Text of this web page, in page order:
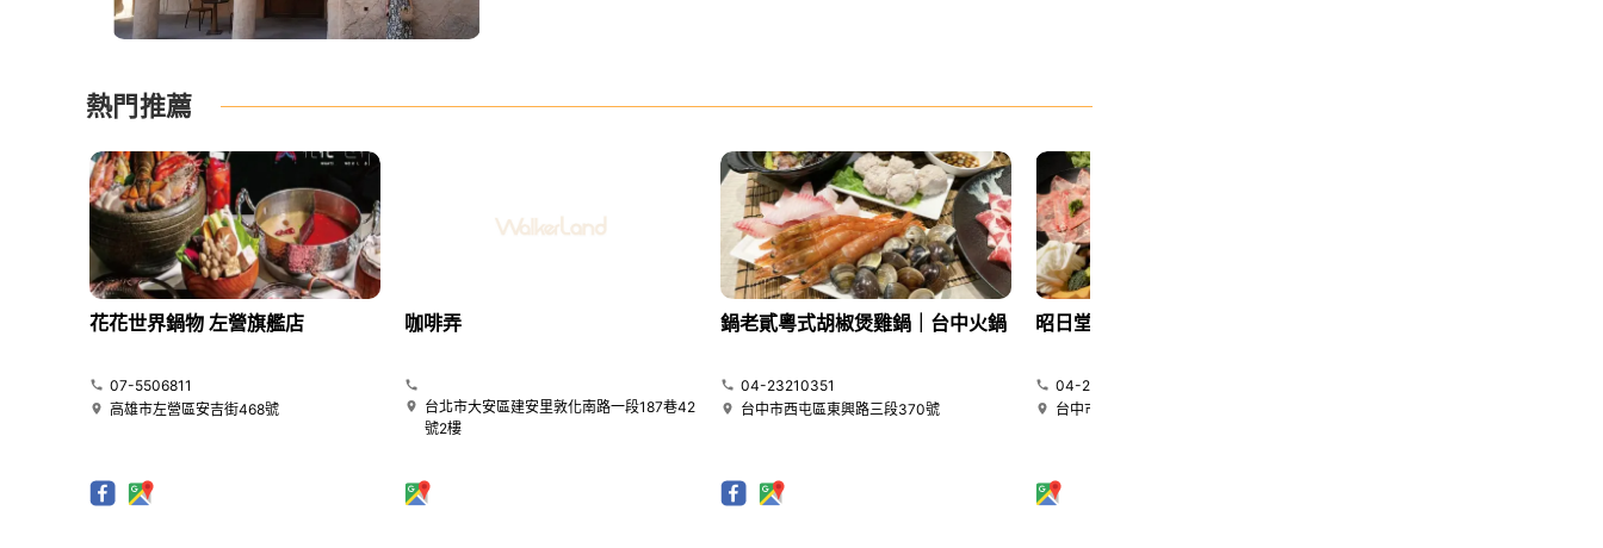
熱門推薦
花花世界鍋物 左營旗艦店
07-5506811
高雄市左營區安吉街468號
咖啡弄
台北市大安區建安里敦化南路一段187巷42
號2樓
鍋老貳粵式胡椒煲雞鍋｜台中火鍋
04-23210351
台中市西屯區東興路三段370號
昭日堂鍋煮｜台中火鍋
04-22580269
台中市南屯區大墩十一街345號